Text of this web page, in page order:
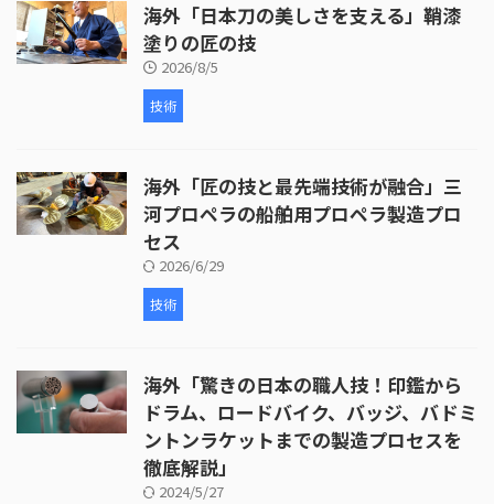
海外「日本刀の美しさを支える」鞘漆
塗りの匠の技
2026/8/5
技術
海外「匠の技と最先端技術が融合」三
河プロペラの船舶用プロペラ製造プロ
セス
2026/6/29
技術
海外「驚きの日本の職人技！印鑑から
ドラム、ロードバイク、バッジ、バドミ
ントンラケットまでの製造プロセスを
徹底解説」
2024/5/27